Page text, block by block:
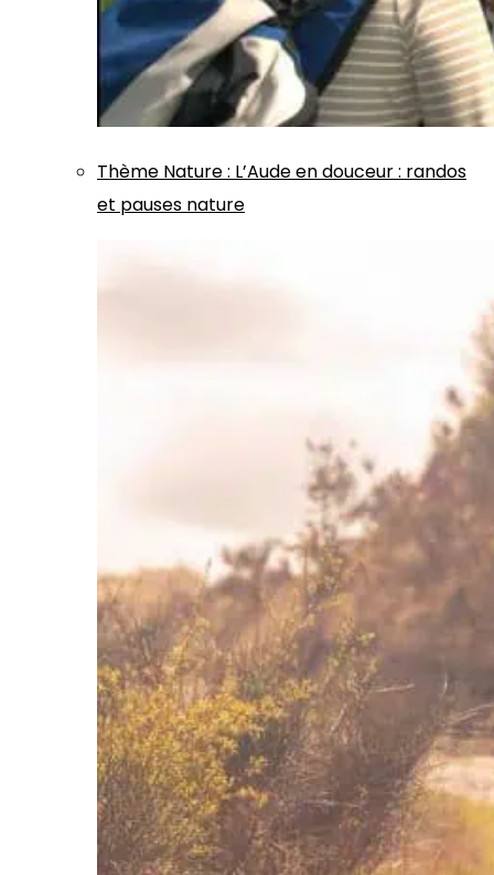
Thème Nature: L’Aude en douceur : randos
et pauses nature